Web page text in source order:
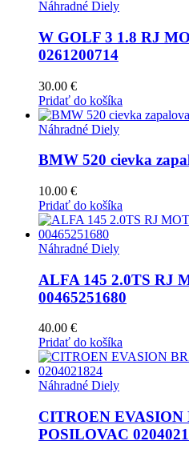
Náhradné Diely
W GOLF 3 1.8 RJ
0261200714
30.00 €
Pridať do košíka
Náhradné Diely
BMW 520 cievka
10.00 €
Pridať do košíka
Náhradné Diely
ALFA 145 2.0TS RJ
00465251680
40.00 €
Pridať do košíka
Náhradné Diely
CITROEN
POSILOVAC